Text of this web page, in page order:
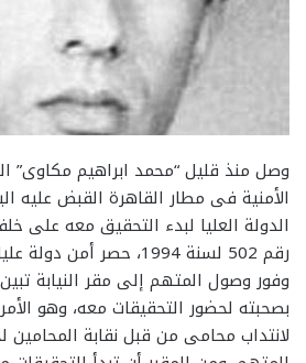
وصل منذ قليل “محمد ابراهيم مكاوى”
الأمنية فى مطار القاهرة القبض عليه
الدولة العليا لبدء التحقيق معه على
رقم 502 لسنة 1994، حصر أمن دولة عليا.
وفور وصول المتهم إلى مقر النيابة
بصحبته لحضور التحقيقات معه، وهو
لانتداب محامى من قبل نقابة المحامين